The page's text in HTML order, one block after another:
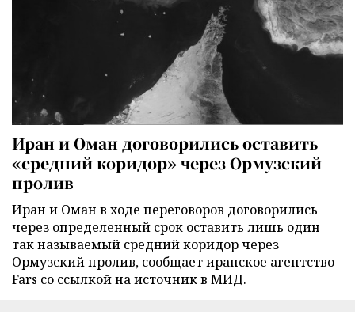
Иран и Оман договорились оставить
«средний коридор» через Ормузский
пролив
Иран и Оман в ходе переговоров договорились
через определенный срок оставить лишь один
так называемый средний коридор через
Ормузский пролив, сообщает иранское агентство
Fars со ссылкой на источник в МИД.